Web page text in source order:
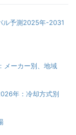
ル予測2025年-2031
メーカー別、地域
年：冷却方式別